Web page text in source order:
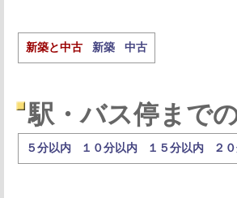
新築と中古 新築 中古
駅・バス停までの
５分以内 １０分以内 １５分以内 ２